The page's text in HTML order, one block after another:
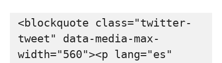
<blockquote class="twitter-
tweet" data-media-max-
width="560"><p lang="es"